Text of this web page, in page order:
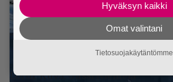
Lordi. Kuva: Jussi Niemelä
Hyväksyn kaikki
Omat valintani
Tietosuojakäytäntömme